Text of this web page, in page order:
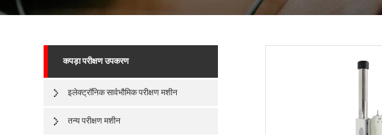
कपड़ा परीक्षण उपकरण
इलेक्ट्रॉनिक सार्वभौमिक परीक्षण मशीन
तन्य परीक्षण मशीन